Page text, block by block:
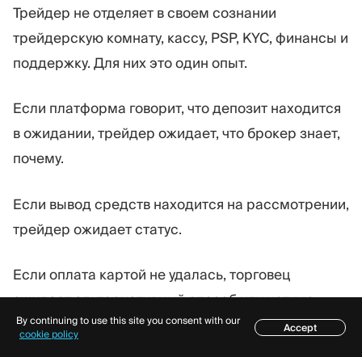
Трейдер не отделяет в своем сознании
трейдерскую комнату, кассу, PSP, KYC, финансы и
поддержку. Для них это один опыт.
Если платформа говорит, что депозит находится
в ожидании, трейдер ожидает, что брокер знает,
почему.
Если вывод средств находится на рассмотрении,
трейдер ожидает статус.
Если оплата картой не удалась, торговец
ожидает альтернативный способ или четкую
причину.
Содержание
By continuing to use this site you consent with our
cookie policy
Accept